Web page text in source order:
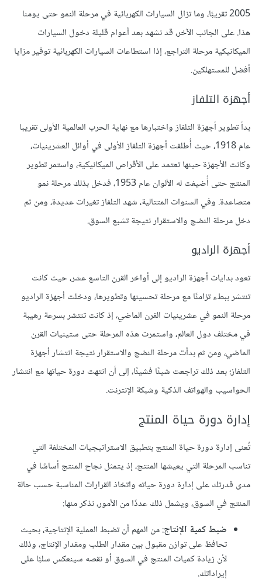
2005 تقريبًا، وما تزال السيارات الكهربائية في مرحلة النمو حتى يومنا
هذا. على الجانب الآخر، قد نشهد بعد أعوام قليلة دخول السيارات
الميكانيكية مرحلة التراجع، إذا استطاعات السيارات الكهربائية توفير مزايا
أفضل للمستهلكين.
أجهزة التلفاز
بدأ تطوير أجهزة التلفاز واختبارها مع نهاية الحرب العالمية الأولى تقريبا
عام 1918، حيث أُطلقت أجهزة التلفاز الأولى في أوائل العشرينيات،
وكانت الأجهزة حينها تعتمد على الأقراص الميكانيكية، واستمر تطوير
المنتج حتى أُضيفت له الألوان عام 1953، فدخل بذلك مرحلة نمو
متصاعدة. وفي السنوات المتتالية، شهد التلفاز تغيرات عديدة، ومن ثم
دخل مرحلة النضج والاستقرار نتيجة تشبع السوق.
أجهزة الراديو
تعود بدايات أجهزة الراديو إلى أواخر القرن التاسع عشر، حيث كانت
تنتشر ببطء تزامنًا مع مرحلة تحسينها وتطويرها، ودخلت أجهزة الراديو
مرحلة النمو في عشرينيات القرن الماضي، إذ كانت تنتشر بسرعة رهيبة
في مختلف دول العالم، واستمرت هذه المرحلة حتى ستينيات القرن
الماضي، ومن ثم بدأت مرحلة النضج والاستقرار نتيجة انتشار أجهزة
التلفاز؛ بعد ذلك تراجعت شيئًا فشيئًا، إلى أن انتهت دورة حياتها مع انتشار
الحواسيب والهواتف الذكية وشبكة الإنترنت.
إدارة دورة حياة المنتج
تُعنى إدارة دورة حياة المنتج بتطبيق الاستراتيجيات المختلفة التي
تناسب المرحلة التي يعيشها المنتج، إذ يتمثل نجاح المنتج أساسًا في
مدى قدرتك على إدارة دورة حياته واتخاذ القرارات المناسبة حسب حالة
المنتج في السوق، ويشمل ذلك عددًا من الأمور، نذكر منها:
ضبط كمية الإنتاج: من المهم أن تضبط العملية الإنتاجية، بحيث
تحافظ على توازن مقبول بين مقدار الطلب ومقدار الإنتاج، وذلك
لأن زيادة كميات المنتج في السوق أو نقصه سينعكس سلبًا على
إيراداتك.